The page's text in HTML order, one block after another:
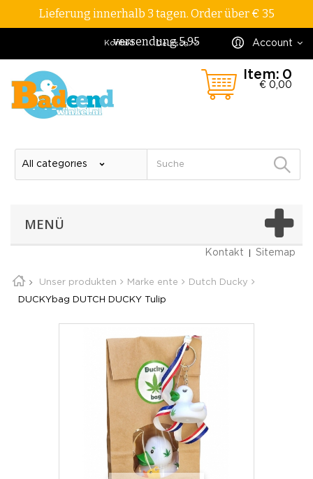
Lieferung innerhalb 3 tagen. Order über € 35
versendung 5,95 Account
Deutsch
Kontakt
Item: 0
€ 0,00
MENÜ
Kontakt Sitemap
Unser produkten Marke ente Dutch Ducky
DUCKYbag DUTCH DUCKY Tulip